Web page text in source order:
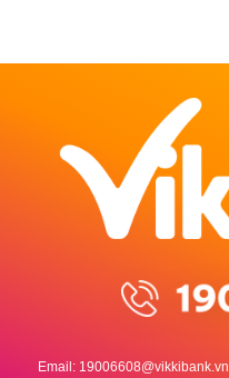
Email: 19006608@vikkibank.vn